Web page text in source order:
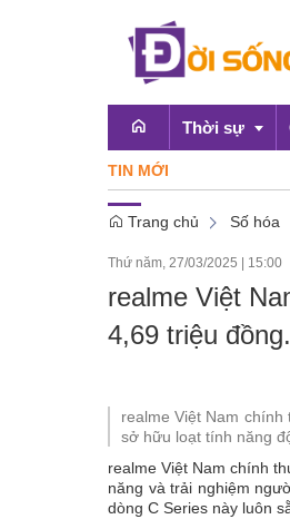
Thời sự
Emagazine
TIN MỚI
Trang chủ Số hóa
Thứ năm, 27/03/2025 15:00
realme Việt
4,69 triệu đồng.
realme Việt Nam
sở hữu loạt tính năng
realme Việt Nam chính
năng và trải nghiệm
dòng C Series này luôn